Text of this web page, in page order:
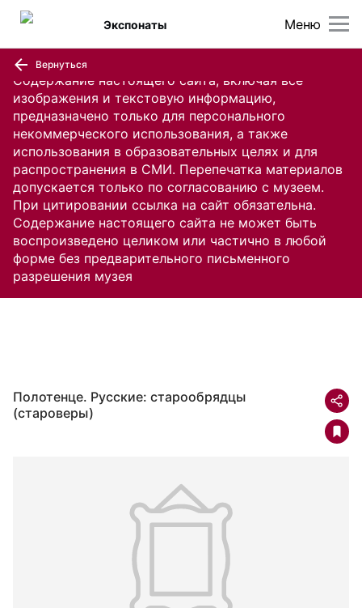
Содержание настоящего сайта, включая все
изображения и текстовую информацию,
предназначено только для персонального
некоммерческого использования, а также
использования в образовательных целях и для
распространения в СМИ. Перепечатка материалов
допускается только по согласованию с музеем.
При цитировании ссылка на сайт обязательна.
Содержание настоящего сайта не может быть
воспроизведено целиком или частично в любой
форме без предварительного письменного
разрешения музея
Меню
Экспонаты
Вернуться
Полотенце. Русские: старообрядцы
(староверы)